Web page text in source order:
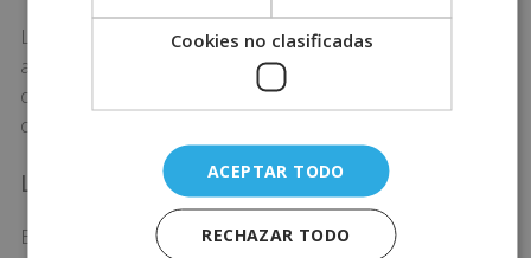
La cantidad líquida a percibir es la que el trabajador va
a cobrar. Esta cantidad se calcula restando los
devengos de las deducciones. Es posible incluir otros
datos como la forma de pago, pero es opcional.
Lugar y fecha
Es imprescindible que hagas constar el lugar y la fecha.
Cookies no clasificadas
ACEPTAR TODO
RECHAZAR TODO